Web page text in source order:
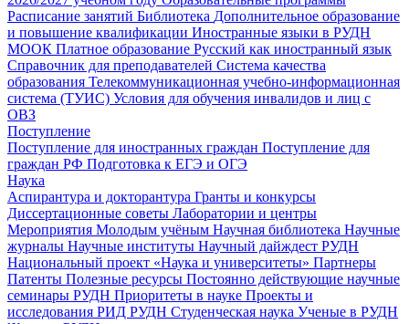
Расписание занятий Библиотека Дополнительное образование
и повышение квалификации Иностранные языки в РУДН
МООК Платное образование Русский как иностранный язык
Справочник для преподавателей Система качества
образования Телекоммуникационная учебно-информационная
система (ТУИС) Условия для обучения инвалидов и лиц с
ОВЗ
Поступление
Поступление для иностранных граждан Поступление для
граждан РФ Подготовка к ЕГЭ и ОГЭ
Наука
Аспирантура и докторантура Гранты и конкурсы
Диссертационные советы Лаборатории и центры
Мероприятия Молодым учёным Научная библиотека Научные
журналы Научные институты Научный дайждест РУДН
Национальный проект «Наука и университеты» Партнеры
Патенты Полезные ресурсы Постоянно действующие научные
семинары РУДН Приоритеты в науке Проекты и
исследования РИД РУДН Студенческая наука Ученые в РУДН